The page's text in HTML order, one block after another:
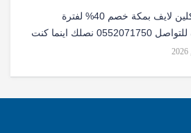
شركة كلين لايف بمكة خصم 40% لفترة
نصلك اينما كنت